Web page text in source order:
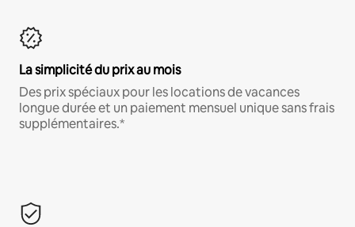
La simplicité du prix au mois
Des prix spéciaux pour les locations de vacances
longue durée et un paiement mensuel unique sans frais
supplémentaires.*